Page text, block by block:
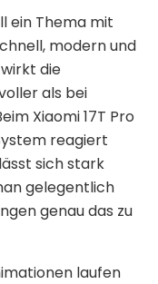
ein Thema mit
modern und
die
als bei
Xiaomi 17T Pro
reagiert
sich stark
gelegentlich
genau das zu
laufen